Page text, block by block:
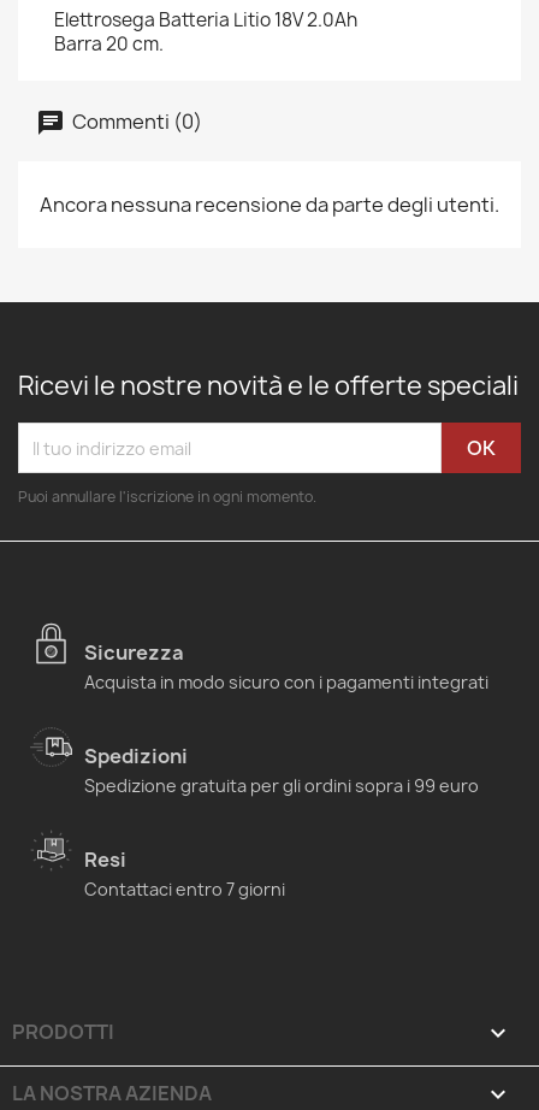
Elettrosega Batteria Litio 18V 2.0Ah
Barra 20 cm.
Commenti (0)
Ancora nessuna recensione da parte degli utenti.
Ricevi le nostre novità e le offerte speciali
Puoi annullare l'iscrizione in ogni momento.
Sicurezza
Acquista in modo sicuro con i pagamenti integrati
Spedizioni
Spedizione gratuita per gli ordini sopra i 99 euro
Resi
Contattaci entro 7 giorni
PRODOTTI 
LA NOSTRA AZIENDA 